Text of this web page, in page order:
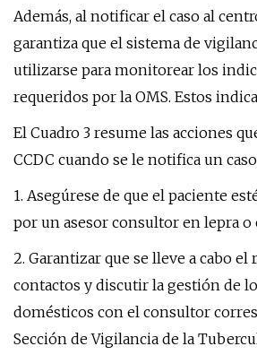
Además, al notificar el caso al
garantiza que el sistema de
utilizarse para monitorear los
requeridos por la OMS. Estos
El Cuadro 3 resume las acciones
CCDC cuando se le notifica un
1. Asegúrese de que el paciente
por un asesor consultor en lepra
2. Garantizar que se lleve a cabo el
contactos y discutir la gestión de
domésticos con el consultor
Sección de Vigilancia de la